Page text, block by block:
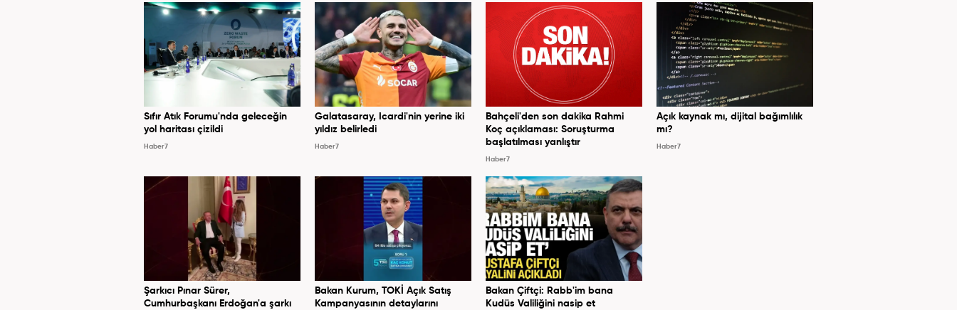
Sıfır Atık Forumu'nda geleceğin
yol haritası çizildi
Haber7
Galatasaray, Icardi'nin yerine iki
yıldız belirledi
Haber7
Bahçeli'den son dakika Rahmi
Koç açıklaması: Soruşturma
başlatılması yanlıştır
Haber7
Açık kaynak mı, dijital bağımlılık
mı?
Haber7
Şarkıcı Pınar Sürer,
Cumhurbaşkanı Erdoğan'a şarkı
Bakan Kurum, TOKİ Açık Satış
Kampanyasının detaylarını
Bakan Çiftçi: Rabb'im bana
Kudüs Valiliğini nasip et